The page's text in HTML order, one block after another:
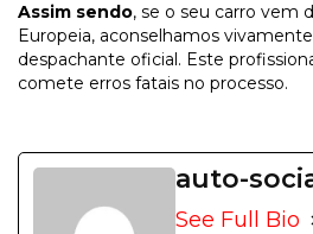
Assim sendo, se o seu carro vem
Europeia, aconselhamos
despachante oficial. Este
comete erros fatais no processo.
auto-
See Full Bio